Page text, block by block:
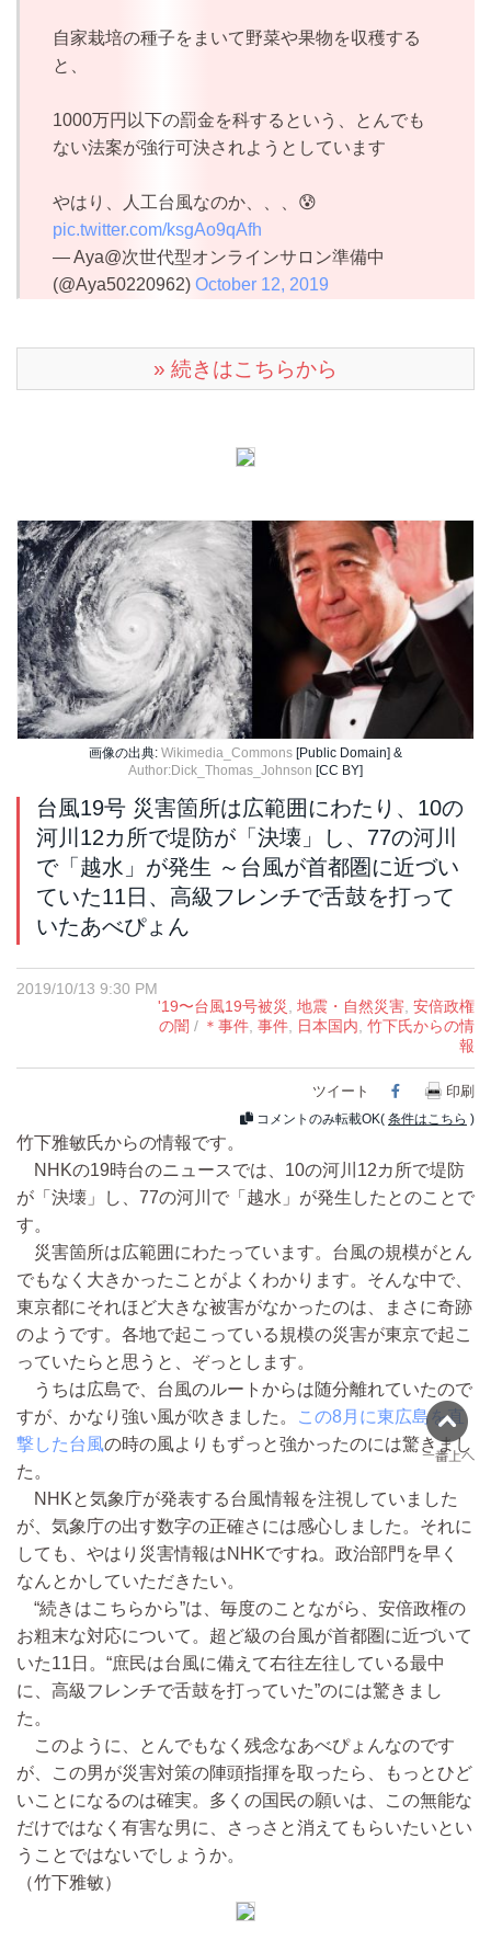
自家栽培の種子をまいて野菜や果物を収穫する
と、
1000万円以下の罰金を科するという、とんでも
ない法案が強行可決されようとしています
やはり、人工台風なのか、、、😰
pic.twitter.com/ksgAo9qAfh
— Aya@次世代型オンラインサロン準備中
(@Aya50220962) October 12, 2019
» 続きはこちらから
画像の出典: Wikimedia_Commons [Public Domain] &
Author:Dick_Thomas_Johnson [CC BY]
台風19号 災害箇所は広範囲にわたり、10の
河川12カ所で堤防が「決壊」し、77の河川
で「越水」が発生 ～台風が首都圏に近づい
ていた11日、高級フレンチで舌鼓を打って
いたあべぴょん
2019/10/13 9:30 PM
'19〜台風19号被災
地震・自然災害 安倍政権
の闇 / ＊事件 事件 日本国内 竹下氏からの情
報
ツイート Facebook
印刷
コメントのみ転載OK( 条件はこちら )
竹下雅敏氏からの情報です。
NHKの19時台のニュースでは、10の河川12カ所で堤防
が「決壊」し、77の河川で「越水」が発生したとのことで
す。
災害箇所は広範囲にわたっています。台風の規模がとん
でもなく大きかったことがよくわかります。そんな中で、
東京都にそれほど大きな被害がなかったのは、まさに奇跡
のようです。各地で起こっている規模の災害が東京で起こ
っていたらと思うと、ぞっとします。
うちは広島で、台風のルートからは随分離れていたので
すが、かなり強い風が吹きました。
この8月に東広島を直
撃した台風の時の風よりもずっと強かったのには驚きまし
た。
NHKと気象庁が発表する台風情報を注視していました
が、気象庁の出す数字の正確さには感心しました。それに
しても、やはり災害情報はNHKですね。政治部門を早く
なんとかしていただきたい。
“続きはこちらから”は、毎度のことながら、安倍政権の
お粗末な対応について。超ど級の台風が首都圏に近づいて
いた11日。“庶民は台風に備えて右往左往している最中
に、高級フレンチで舌鼓を打っていた”のには驚きまし
た。
このように、とんでもなく残念なあべぴょんなのです
が、この男が災害対策の陣頭指揮を取ったら、もっとひど
いことになるのは確実。多くの国民の願いは、この無能な
だけではなく有害な男に、さっさと消えてもらいたいとい
うことではないでしょうか。
（竹下雅敏）